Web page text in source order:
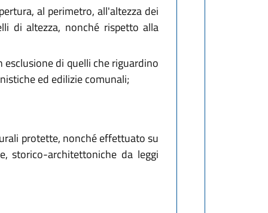
al perimetro, all'altezza dei
di altezza, nonché rispetto alla
di quelli che riguardino
ed edilizie comunali;
protette, nonché effettuato su
storico-architettoniche da leggi